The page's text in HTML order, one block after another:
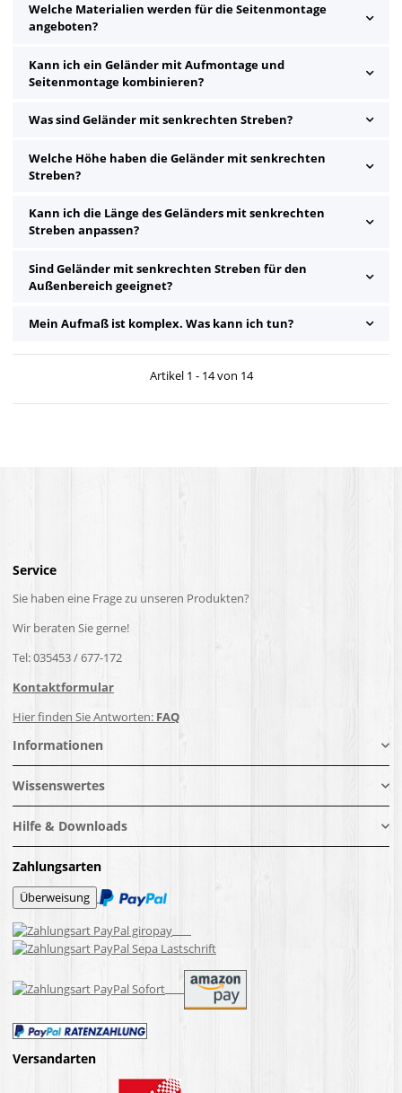
Welche Materialien werden für die Seitenmontage
angeboten?
Kann ich ein Geländer mit Aufmontage und
Seitenmontage kombinieren?
Was sind Geländer mit senkrechten Streben?
Welche Höhe haben die Geländer mit senkrechten
Streben?
Kann ich die Länge des Geländers mit senkrechten
Streben anpassen?
Sind Geländer mit senkrechten Streben für den
Außenbereich geeignet?
Mein Aufmaß ist komplex. Was kann ich tun?
Artikel 1 - 14 von 14
Service
Sie haben eine Frage zu unseren Produkten?
Wir beraten Sie gerne!
Tel: 035453 / 677-172
Kontaktformular
Hier finden Sie Antworten: FAQ
Informationen
Wissenswertes
Hilfe & Downloads
Zahlungsarten
Versandarten